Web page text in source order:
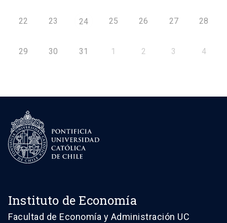
22 23 24 25 26 27 28
29 30 31 1 2 3 4
Instituto de Economía
Facultad de Economía y Administración UC